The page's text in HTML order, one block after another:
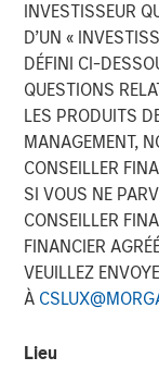
INVESTISSEUR
D’UN «
DÉFINI CI-
QUESTIONS
LES PRODUITS
MANAGEMENT,
CONSEILLER
SI VOUS NE
CONSEILLER
FINANCIER
VEUILLEZ
À
Lieu
INSIGHTS
Real
29 JANVIER
The Author